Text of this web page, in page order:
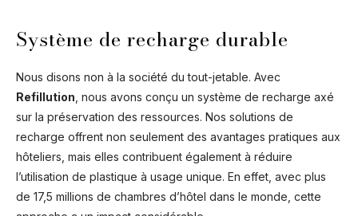
Système de recharge durable
Nous disons non à la société du tout-jetable. Avec
Refillution , nous avons conçu un système de recharge axé
sur la préservation des ressources. Nos solutions de
recharge offrent non seulement des avantages pratiques aux
hôteliers, mais elles contribuent également à réduire
l’utilisation de plastique à usage unique. En effet, avec plus
de 17,5 millions de chambres d’hôtel dans le monde, cette